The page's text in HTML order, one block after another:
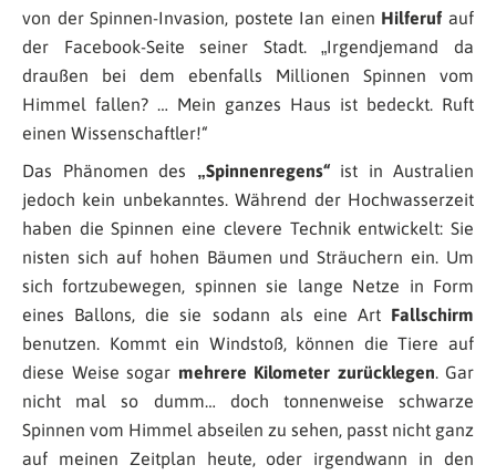
von der Spinnen-Invasion, postete Ian einen Hilferufauf
der Facebook-Seite seiner Stadt. „Irgendjemand da
draußen bei dem ebenfalls Millionen Spinnen vom
Himmel fallen? … Mein ganzes Haus ist bedeckt. Ruft
einen Wissenschaftler!“
Das Phänomen des „Spinnenregens“ist in Australien
jedoch kein unbekanntes. Während der Hochwasserzeit
haben die Spinnen eine clevere Technik entwickelt: Sie
nisten sich auf hohen Bäumen und Sträuchern ein. Um
sich fortzubewegen, spinnen sie lange Netze in Form
eines Ballons, die sie sodann als eine Art Fallschirm
benutzen. Kommt ein Windstoß, können die Tiere auf
diese Weise sogar mehrere Kilometer zurücklegen. Gar
nicht mal so dumm… doch tonnenweise schwarze
Spinnen vom Himmel abseilen zu sehen, passt nicht ganz
auf meinen Zeitplan heute, oder irgendwann in den